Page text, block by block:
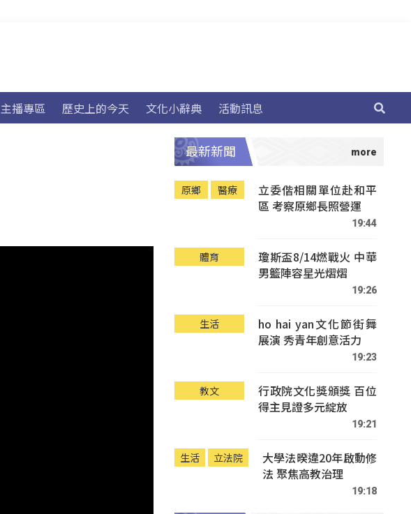
主播專區 歷史上的今天 文化小辭典 活動訊息
最新新聞
原鄉 醫療
立委偕相關單位赴和平
區 考察原鄉長照營運
19:44
體育
瓊斯盃8/14燃戰火 中華
男籃陣容星光熠熠
19:26
生活
ho hai yan文化節街舞
展演 秀青年創意活力
19:23
教文
行政院文化獎頒獎 百位
得主見證多元綻放
19:21
生活 立法院
大學法暌違20年啟動修
法 聚焦高教治理
19:18